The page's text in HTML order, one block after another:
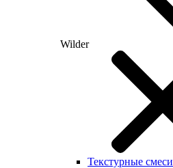
Wilder
Текстурные смеси